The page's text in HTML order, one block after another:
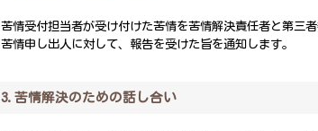
苦情受付担当者が受け付けた苦情を苦情解決責任者と第三
苦情申し出人に対して、報告を受けた旨を通知します。
3.苦情解決のための話し合い